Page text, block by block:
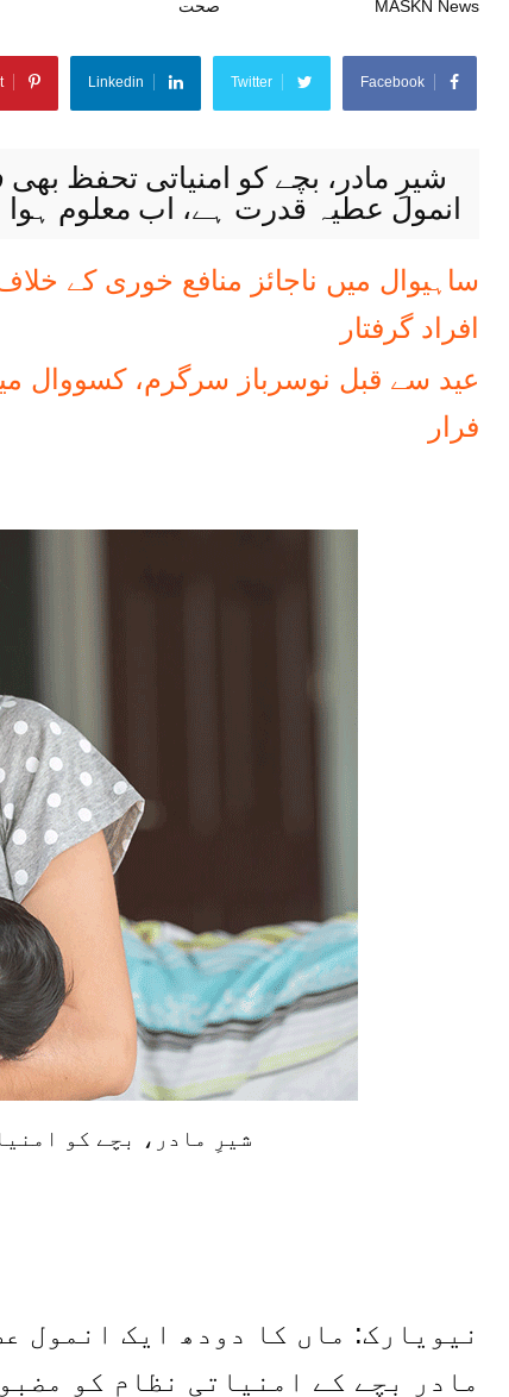
MASKN News صحت
Facebook
Twitter
Linkedin
شیرِ مادر، بچے کو امنیاتی تحفظ
انمول عطیہ قدرت ہے، اب معلوم ہوا
افراد گرفتار
فرار
شیرِ مادر، بچے کو
نیویارک: ماں کا دودھ ایک انمول
مادر بچے کے امنیاتی نظام کو